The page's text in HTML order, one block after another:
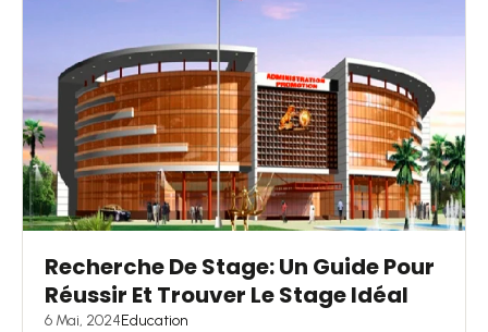
Recherche De Stage: Un Guide Pour
Réussir Et Trouver Le Stage Idéal
6 Mai, 2024Education